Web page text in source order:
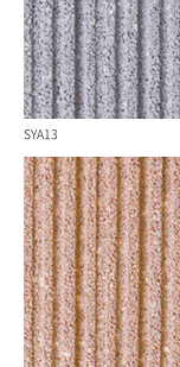
SYA13